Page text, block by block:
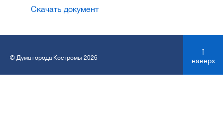
Скачать документ
© Дума города Костромы 2026
↑
наверх